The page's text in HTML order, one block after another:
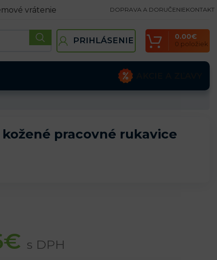
vrátenie DOPRAVA A DORUČENIEKONTAKT
PRIHLÁSENIE 0 položiek
0.00€
pracovné rukavice
€ s DPH